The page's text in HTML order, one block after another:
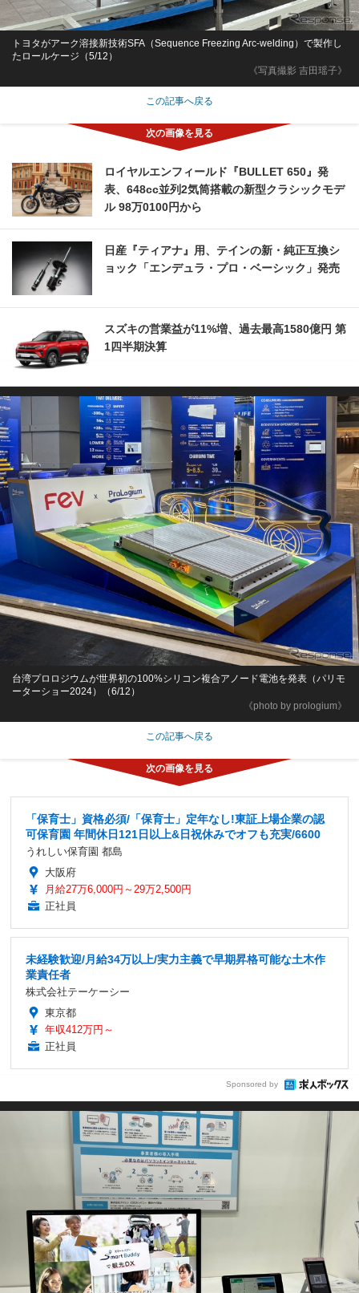
《写真撮影 吉田瑶子》
トヨタがアーク溶接新技術SFA（Sequence Freezing Arc-welding）で製作し
たロールケージ（5/12）
この記事へ戻る
ロイヤルエンフィールド『BULLET 650』発
表、648cc並列2気筒搭載の新型クラシックモデ
ル 98万0100円から
日産『ティアナ』用、テインの新・純正互換シ
ョック「エンデュラ・プロ・ベーシック」発売
スズキの営業益が11%増、過去最高1580億円 第
1四半期決算
《photo by prologium》
台湾プロロジウムが世界初の100%シリコン複合アノード電池を発表（パリモ
ーターショー2024）（6/12）
この記事へ戻る
「保育士」資格必須/「保育士」定年なし!東証上場企業の認
可保育園 年間休日121日以上&日祝休みでオフも充実/6600
うれしい保育園 都島
大阪府
月給27万6,000円～29万2,500円
正社員
未経験歓迎/月給34万以上/実力主義で早期昇格可能な土木作
業責任者
株式会社テーケーシー
東京都
年収412万円～
正社員
Sponsored by